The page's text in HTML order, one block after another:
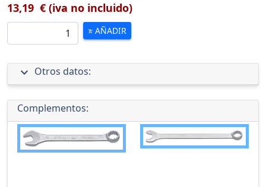
13,19 € (iva no incluido)
add_shopping_cart AÑADIR
expand_more Otros datos:
Complementos: